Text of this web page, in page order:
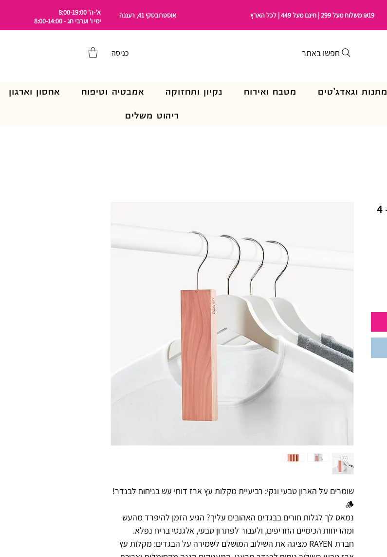
א'-ה' 8:00-19:00
ימי ו' וערבי חג - 8:00-14:00
אוסטרובסקי 41, רעננה ₪19 משלוח מעל 299 | חינם מעל 449 | לכל הארץ
כניסה
מתנות וגאדג'טים מטבח ואירוח נקיון ותחזוקה אמבטיה וטיפוח אחסון וארגון
ריהוט משלים
חפשו באתר
שומרים על הארון טבעי ונקי: רביעיית מקלות עץ ארז דוחי עש בניחוח לבנדר!
🪵
נמאס לך לגלות חורים בבגדים האהובים עליך? הגיע הזמן להיפרד מהעש
ומהריחות הכימיים החריפים, ולעבור לפתרון טבעי, אלגנטי בריח נפלא.
חברת RAYEN מציגה את השילוב המושלם לשמירה על הבגדים: מקלות עץ
דוחה עש בריח לבנדר לתליה בארון - 4